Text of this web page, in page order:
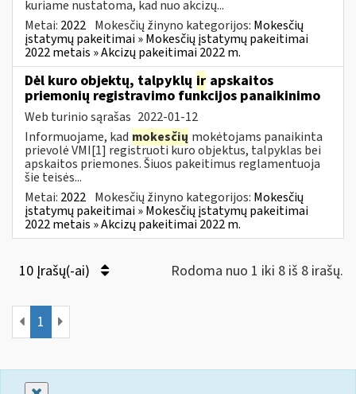
kuriame nustatoma, kad nuo akcizų...
Metai: 2022 Mokesčių žinyno kategorijos: Mokesčių
įstatymų pakeitimai » Mokesčių įstatymų pakeitimai
2022 metais » Akcizų pakeitimai 2022 m.
Dėl kuro objektų, talpyklų ir apskaitos
priemonių registravimo funkcijos panaikinimo
Web turinio sąrašas 2022-01-12
Informuojame, kad mokesčių mokėtojams panaikinta
prievolė VMI[1] registruoti kuro objektus, talpyklas bei
apskaitos priemones. Šiuos pakeitimus reglamentuoja
šie teisės...
Metai: 2022 Mokesčių žinyno kategorijos: Mokesčių
įstatymų pakeitimai » Mokesčių įstatymų pakeitimai
2022 metais » Akcizų pakeitimai 2022 m.
10 Įrašų(-ai) Rodoma nuo 1 iki 8 iš 8 irašų.
1